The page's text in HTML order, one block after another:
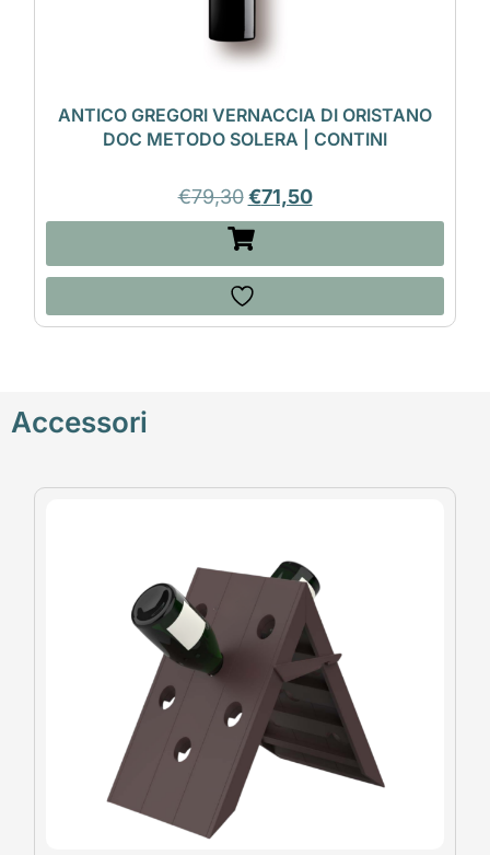
ANTICO GREGORI VERNACCIA DI ORISTANO
DOC METODO SOLERA | CONTINI
€79,30 €71,50
Accessori